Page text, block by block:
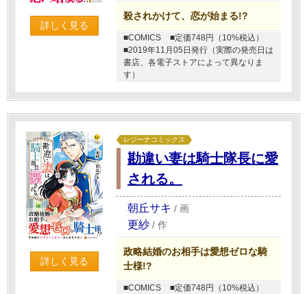
詳しく見る
殺されかけて、恋が始まる!?
■COMICS
■定価748円（10%税込）
■2019年11月05日発行（実際の発売日は
書店、各電子ストアによって異なりま
す）
詳しく見る
レジーナコミックス
勘違い妻は騎士隊長に愛
される。
朝丘サキ / 画
更紗 / 作
政略結婚のお相手は愛想ゼロな騎
士様!?
■COMICS
■定価748円（10%税込）